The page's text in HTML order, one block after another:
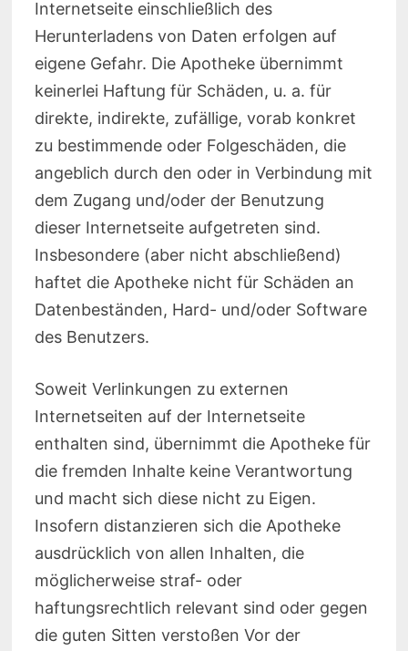
Internetseite einschließlich des
Herunterladens von Daten erfolgen auf
eigene Gefahr. Die Apotheke übernimmt
keinerlei Haftung für Schäden, u. a. für
direkte, indirekte, zufällige, vorab konkret
zu bestimmende oder Folgeschäden, die
angeblich durch den oder in Verbindung mit
dem Zugang und/oder der Benutzung
dieser Internetseite aufgetreten sind.
Insbesondere (aber nicht abschließend)
haftet die Apotheke nicht für Schäden an
Datenbeständen, Hard- und/oder Software
des Benutzers.
Soweit Verlinkungen zu externen
Internetseiten auf der Internetseite
enthalten sind, übernimmt die Apotheke für
die fremden Inhalte keine Verantwortung
und macht sich diese nicht zu Eigen.
Insofern distanzieren sich die Apotheke
ausdrücklich von allen Inhalten, die
möglicherweise straf- oder
haftungsrechtlich relevant sind oder gegen
die guten Sitten verstoßen Vor der